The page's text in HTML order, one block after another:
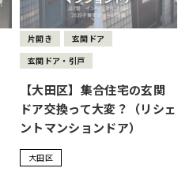
片開き
玄関ドア
玄関ドア・引戸
【大田区】集合住宅の玄関
ドア交換って大変？（リシェ
ントマンションドア）
大田区